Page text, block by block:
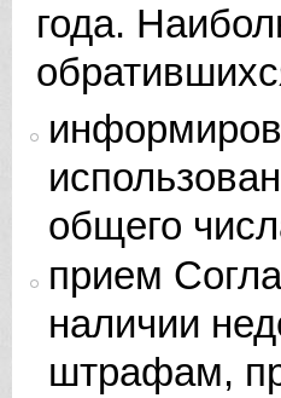
года.
общего
прием
наличии
штрафам,